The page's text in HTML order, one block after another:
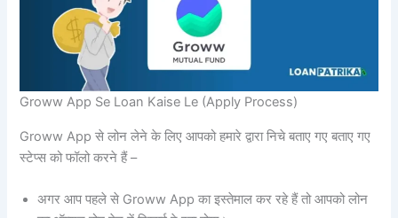
Groww App Se Loan Kaise Le (Apply Process)
Groww App से लोन लेने के लिए आपको हमारे द्वारा निचे बताए गए बताए गए
स्टेप्स को फॉलो करने हैं –
अगर आप पहले से Groww App का इस्तेमाल कर रहे हैं तो आपको लोन